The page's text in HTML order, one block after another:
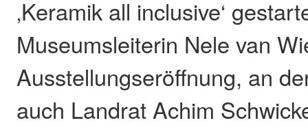
‚Keramik all inclusive‘
Museumsleiterin Nele van
Ausstellungseröffnung, an
auch Landrat Achim